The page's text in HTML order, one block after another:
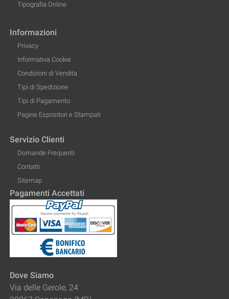
Tipografia Online
Informazioni
Privacy
Informativa Cookie
Condizioni di Vendita
Tipi di Spedizione
Tipi di Pagamento
Pagine Espositori e Stampati
Servizio Clienti
Domande Frequenti
Contatti
Sitemap
Pagamenti Accettati
Dove Siamo
Via delle Gerole, 24